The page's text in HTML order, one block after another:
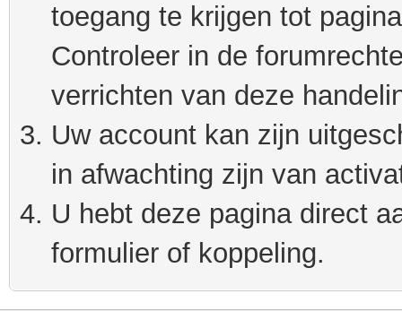
toegang te krijgen tot
Controleer in de
verrichten van deze
Uw account kan zijn
in afwachting zijn van
U hebt deze pagina direct
formulier of koppeling.